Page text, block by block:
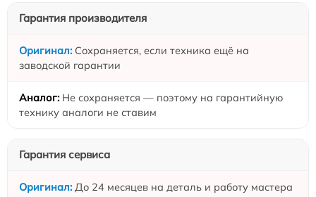
Гарантия производителя
Сохраняется, если техника ещё на
заводской гарантии
Не сохраняется — поэтому на гарантийную
технику аналоги не ставим
Гарантия сервиса
До 24 месяцев на деталь и работу мастера